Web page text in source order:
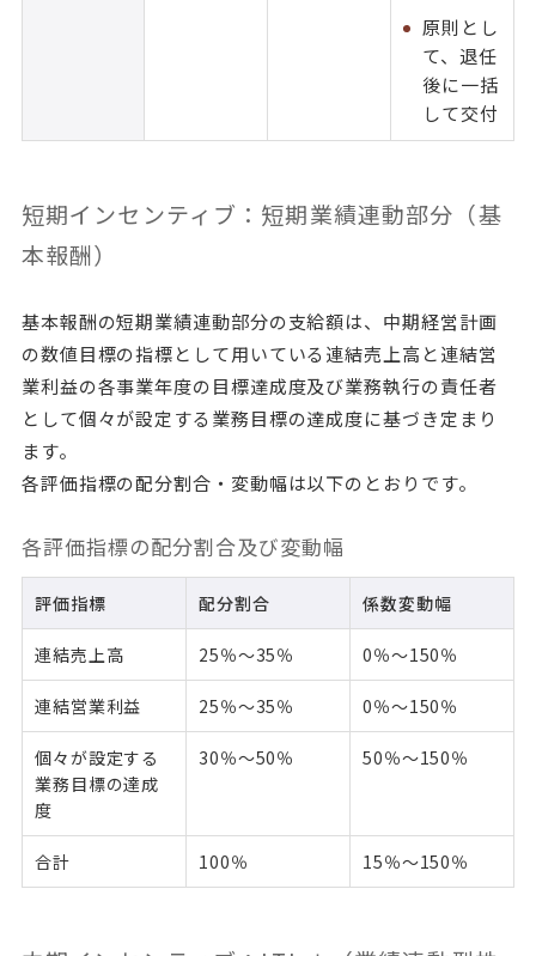
原則とし
て、退任
後に一括
して交付
短期インセンティブ：短期業績連動部分（基
本報酬）
基本報酬の短期業績連動部分の支給額は、中期経営計画
の数値目標の指標として用いている連結売上高と連結営
業利益の各事業年度の目標達成度及び業務執行の責任者
として個々が設定する業務目標の達成度に基づき定まり
ます。
各評価指標の配分割合・変動幅は以下のとおりです。
各評価指標の配分割合及び変動幅
評価指標 配分割合 係数変動幅
連結売上高 25％～35％ 0％～150％
連結営業利益 25％～35％ 0％～150％
個々が設定する
業務目標の達成
度
30％～50％ 50％～150％
合計 100％ 15％～150％